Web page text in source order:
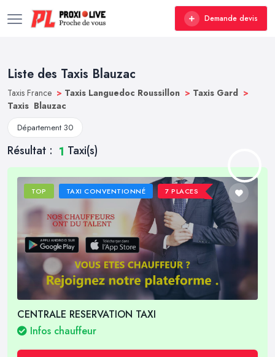
Demande devis
Liste des Taxis Blauzac
Taxis France > Taxis Languedoc Roussillon > Taxis Gard >
Taxis Blauzac
Département 30
Résultat : 1 Taxi(s)
TOP TAXI CONVENTIONNÉ 7 PLACES
CENTRALE RESERVATION TAXI
Infos chauffeur